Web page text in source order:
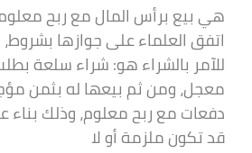
هي بيع برأس المال مع ربح
اتفق العلماء على جوازها بشروط،
للآمر بالشراء هو: شراء سلعة
معجل، ومن ثم بيعها له بثمن
دفعات مع ربح معلوم، وذلك بناء
قد تكون ملزمة أو لا